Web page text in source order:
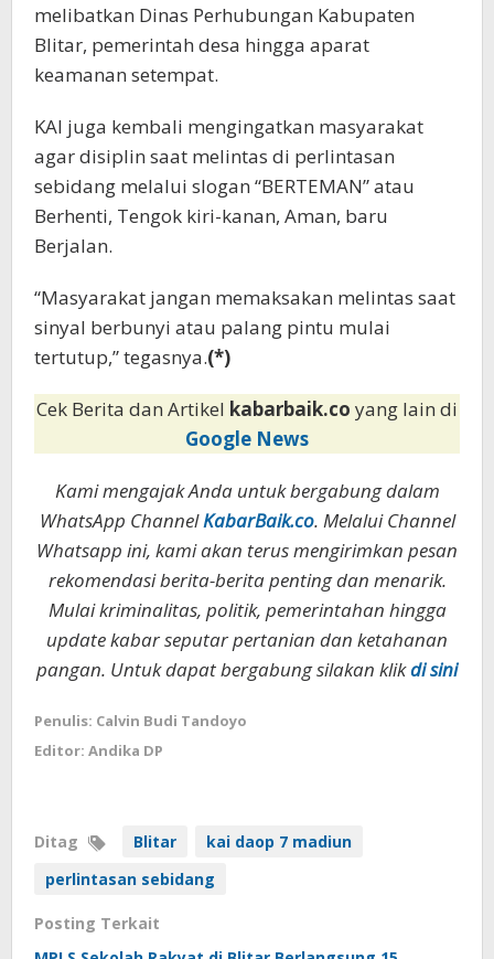
melibatkan Dinas Perhubungan Kabupaten
Blitar, pemerintah desa hingga aparat
keamanan setempat.
KAI juga kembali mengingatkan masyarakat
agar disiplin saat melintas di perlintasan
sebidang melalui slogan “BERTEMAN” atau
Berhenti, Tengok kiri-kanan, Aman, baru
Berjalan.
“Masyarakat jangan memaksakan melintas saat
sinyal berbunyi atau palang pintu mulai
tertutup,” tegasnya.(*)
Cek Berita dan Artikel kabarbaik.co yang lain di
Google News
Kami mengajak Anda untuk bergabung dalam
WhatsApp ChannelKabarBaik.co. Melalui Channel
Whatsapp ini, kami akan terus mengirimkan pesan
rekomendasi berita-berita penting dan menarik.
Mulai kriminalitas, politik, pemerintahan hingga
update kabar seputar pertanian dan ketahanan
pangan. Untuk dapat bergabung silakan klikdi sini
Penulis: Calvin Budi Tandoyo
Editor: Andika DP
Ditag Blitar
kai daop 7 madiun
perlintasan sebidang
Posting Terkait